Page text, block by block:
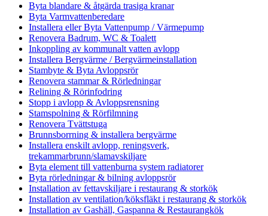
Byta blandare & åtgärda trasiga kranar
Byta Varmvattenberedare
Installera eller Byta Vattenpump / Värmepump
Renovera Badrum, WC & Toalett
Inkoppling av kommunalt vatten avlopp
Installera Bergvärme / Bergvärmeinstallation
Stambyte & Byta Avloppsrör
Renovera stammar & Rörledningar
Relining & Rörinfodring
Stopp i avlopp & Avloppsrensning
Stamspolning & Rörfilmning
Renovera Tvättstuga
Brunnsborrning & installera bergvärme
Installera enskilt avlopp, reningsverk,
trekammarbrunn/slamavskiljare
Byta element till vattenburna system radiatorer
Byta rörledningar & bilning avloppsrör
Installation av fettavskiljare i restaurang & storkök
Installation av ventilation/köksfläkt i restaurang & storkök
Installation av Gashäll, Gaspanna & Restaurangkök